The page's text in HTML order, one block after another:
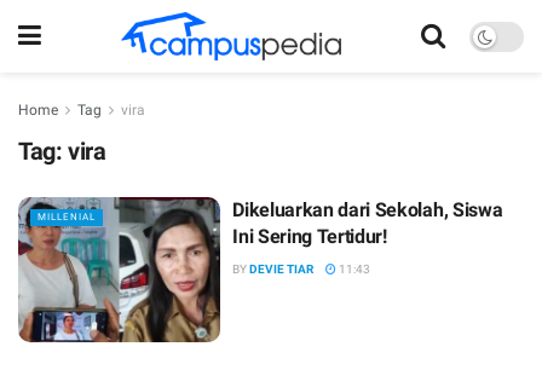
Home Tag vira
Tag: vira
MILLENIAL
Dikeluarkan dari Sekolah, Siswa
Ini Sering Tertidur!
BYDEVIE TIAR 11:43